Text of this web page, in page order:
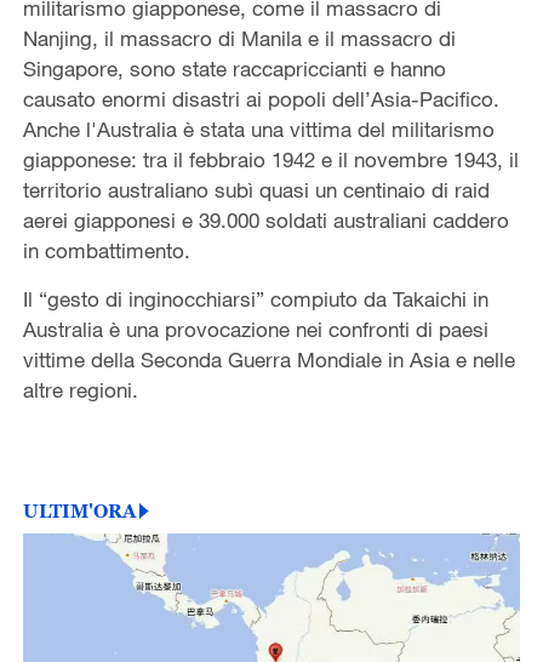
militarismo giapponese, come il massacro di
Nanjing, il massacro di Manila e il massacro di
Singapore, sono state raccapriccianti e hanno
causato enormi disastri ai popoli dell’Asia-Pacifico.
Anche l'Australia è stata una vittima del militarismo
giapponese: tra il febbraio 1942 e il novembre 1943, il
territorio australiano subì quasi un centinaio di raid
aerei giapponesi e 39.000 soldati australiani caddero
in combattimento.
Il “gesto di inginocchiarsi” compiuto da Takaichi in
Australia è una provocazione nei confronti di paesi
vittime della Seconda Guerra Mondiale in Asia e nelle
altre regioni.
ULTIM'ORA